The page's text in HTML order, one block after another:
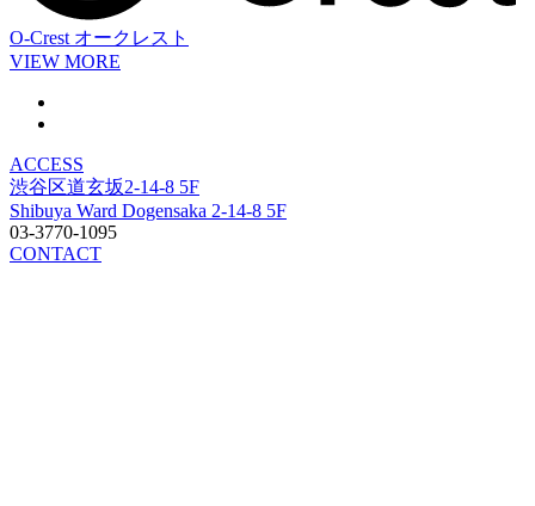
O-Crest オークレスト
VIEW MORE
ACCESS
渋谷区道玄坂2-14-8 5F
Shibuya Ward Dogensaka 2-14-8 5F
03-3770-1095
CONTACT